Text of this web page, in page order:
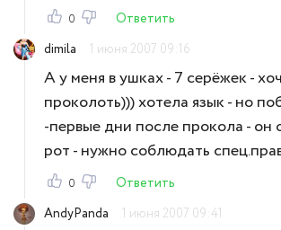
0
Ответить
dimila
1 июня 2007 09:16
А у меня в ушках - 7 серёжек -
проколоть))) хотела язык - но
-первые дни после прокола - он
рот - нужно соблюдать
0
Ответить
AndyPanda
1 июня 2007 09:41